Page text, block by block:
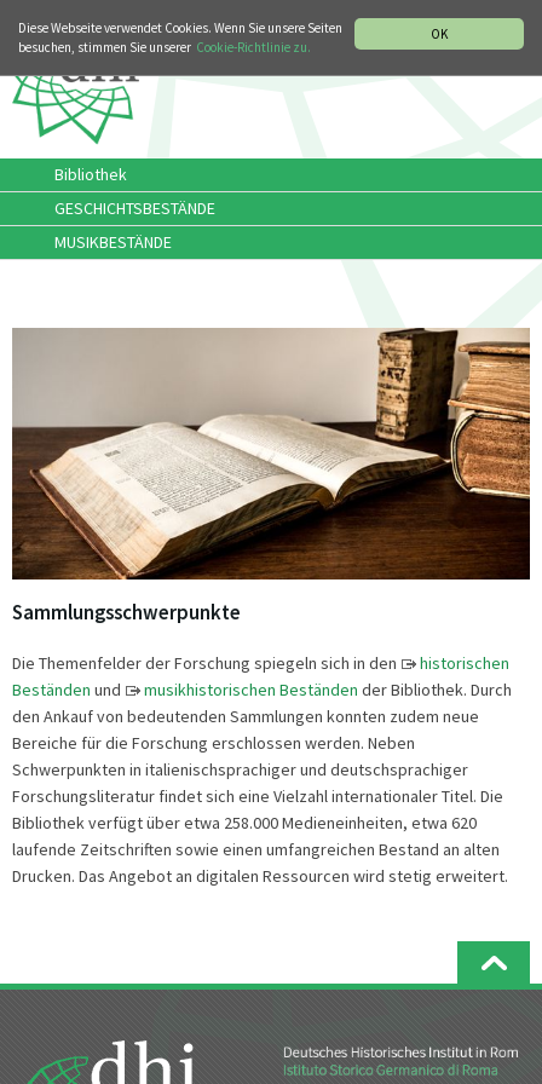
OK
Diese Webseite verwendet Cookies. Wenn Sie unsere Seiten
besuchen, stimmen Sie unserer Cookie-Richtlinie zu.
Bibliothek
GESCHICHTSBESTÄNDE
MUSIKBESTÄNDE
Sammlungsschwerpunkte
Die Themenfelder der Forschung spiegeln sich in den
historischen
Beständen und musikhistorischen Beständen der Bibliothek. Durch
den Ankauf von bedeutenden Sammlungen konnten zudem neue
Bereiche für die Forschung erschlossen werden. Neben
Schwerpunkten in italienischsprachiger und deutschsprachiger
Forschungsliteratur findet sich eine Vielzahl internationaler Titel. Die
Bibliothek verfügt über etwa 258.000 Medieneinheiten, etwa 620
laufende Zeitschriften sowie einen umfangreichen Bestand an alten
Drucken. Das Angebot an digitalen Ressourcen wird stetig erweitert.